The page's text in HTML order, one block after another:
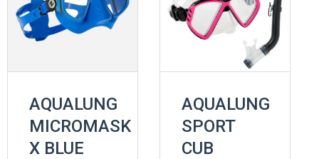
AQUALUNG
MICROMASK
X BLUE
AQUALUNG
SPORT
CUB